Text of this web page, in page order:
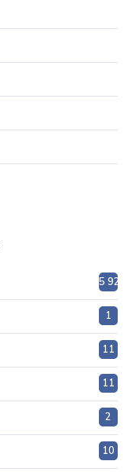
5 920
1
11
11
2
10